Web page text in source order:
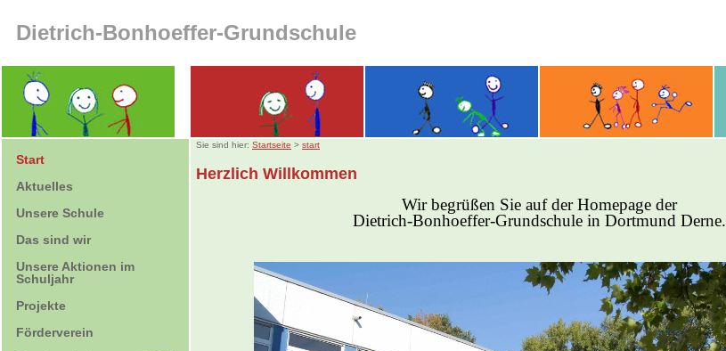
Dietrich-Bonhoeffer-Grundschule
Start
Aktuelles
Unsere Schule
Das sind wir
Unsere Aktionen im
Schuljahr
Projekte
Förderverein
Sie sind hier: Startseite > start
Herzlich Willkommen
Wir begrüßen Sie auf der Homepage der
Dietrich-Bonhoeffer-Grundschule in Dortmund Derne.